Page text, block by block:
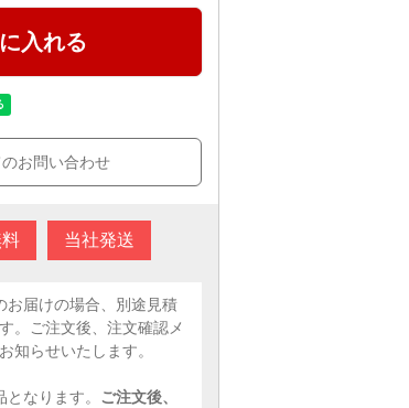
入れる
お問い合わせ
当社発送
お届けの場合、別途見積
。ご注文後、注文確認メ
知らせいたします。
なります。 ご注文後、